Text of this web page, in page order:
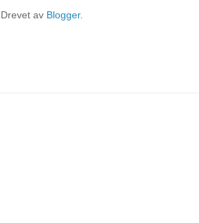
Drevet av Blogger.